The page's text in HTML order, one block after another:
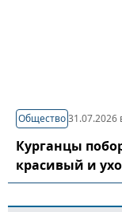
Общество31.07.2026
Курганцы
красивый и